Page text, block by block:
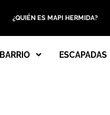
¿QUIÉN ES MAPI HERMIDA?
ESCAPADAS